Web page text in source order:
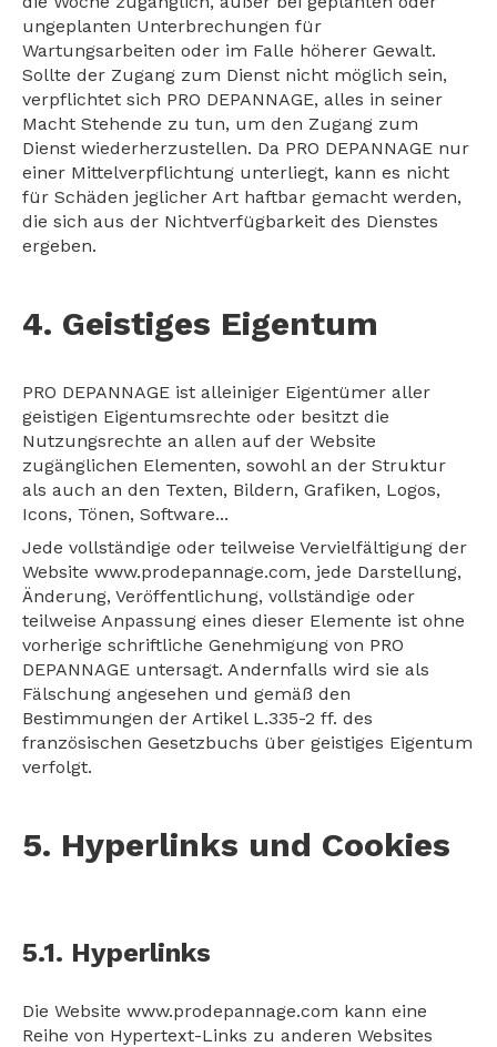
ungeplanten Unterbrechungen für
Wartungsarbeiten oder im Falle höherer Gewalt.
Sollte der Zugang zum Dienst nicht möglich sein,
verpflichtet sich PRO DEPANNAGE, alles in seiner
Macht Stehende zu tun, um den Zugang zum
Dienst wiederherzustellen. Da PRO DEPANNAGE nur
einer Mittelverpflichtung unterliegt, kann es nicht
für Schäden jeglicher Art haftbar gemacht werden,
die sich aus der Nichtverfügbarkeit des Dienstes
ergeben.
4. Geistiges Eigentum
PRO DEPANNAGE ist alleiniger Eigentümer aller
geistigen Eigentumsrechte oder besitzt die
Nutzungsrechte an allen auf der Website
zugänglichen Elementen, sowohl an der Struktur
als auch an den Texten, Bildern, Grafiken, Logos,
Icons, Tönen, Software...
Jede vollständige oder teilweise Vervielfältigung der
Website www.prodepannage.com, jede Darstellung,
Änderung, Veröffentlichung, vollständige oder
teilweise Anpassung eines dieser Elemente ist ohne
vorherige schriftliche Genehmigung von PRO
DEPANNAGE untersagt. Andernfalls wird sie als
Fälschung angesehen und gemäß den
Bestimmungen der Artikel L.335-2 ff. des
französischen Gesetzbuchs über geistiges Eigentum
verfolgt.
5. Hyperlinks und Cookies
5.1. Hyperlinks
Die Website www.prodepannage.com kann eine
Reihe von Hypertext-Links zu anderen Websites